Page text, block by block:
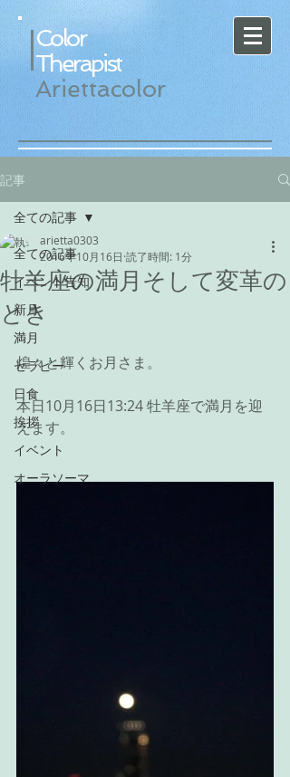
Color
Therapist
Ariettacolor
記事
全ての記事
イベント告知
新月
満月
セラピー
日食
挨拶
イベント
オーラソーマ
全ての記事
牡羊座の満月そして変革の
とき
arietta0303
2016年10月16日 読了時間: 1分
煌々と輝くお月さま。
本日10月16日13:24 牡羊座で満月を迎
えます。